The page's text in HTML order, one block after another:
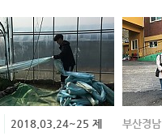
2018.03.24~25 제
부산경남